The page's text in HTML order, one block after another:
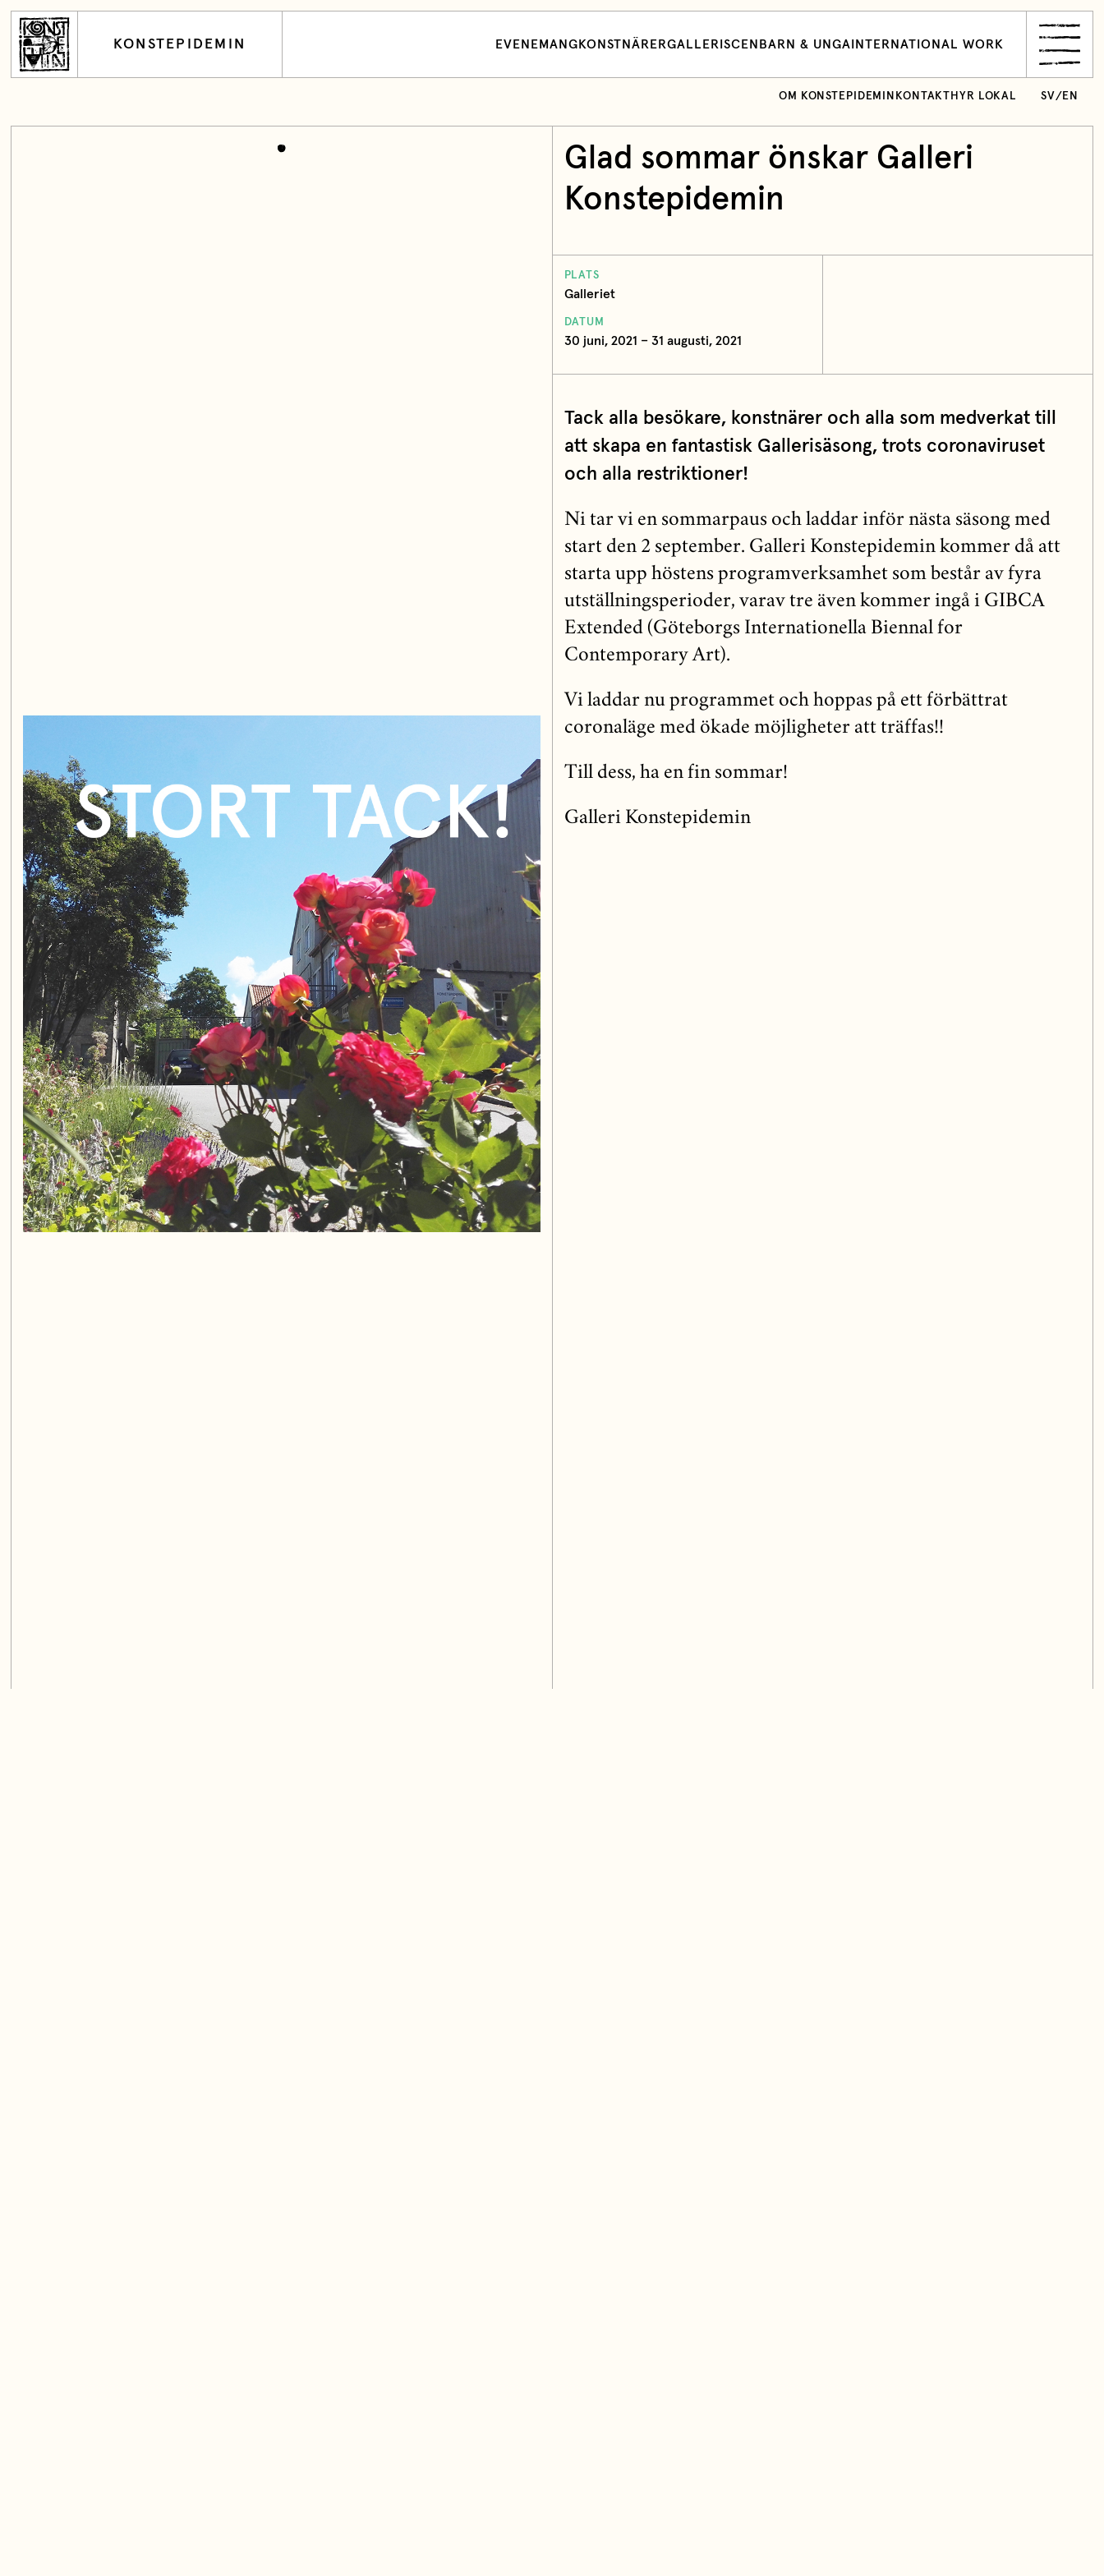
KONSTEPIDEMIN EVENEMANG KONSTNÄRERGALLERI SCEN BARN & UNGA INTERNATIONAL WORK
OM KONSTEPIDEMIN KONTAKT HYR LOKAL SV/ EN
Glad sommar önskar Galleri
Konstepidemin
PLATS
Galleriet
DATUM
30 juni, 2021 – 31 augusti, 2021
Tack alla besökare, konstnärer och alla som medverkat till
att skapa en fantastisk Gallerisäsong, trots coronaviruset
och alla restriktioner!
Ni tar vi en sommarpaus och laddar inför nästa säsong med
start den 2 september. Galleri Konstepidemin kommer då att
starta upp höstens programverksamhet som består av fyra
utställningsperioder, varav tre även kommer ingå i GIBCA
Extended (Göteborgs Internationella Biennal for
Contemporary Art).
Vi laddar nu programmet och hoppas på ett förbättrat
coronaläge med ökade möjligheter att träffas!!
Till dess, ha en fin sommar!
Galleri Konstepidemin